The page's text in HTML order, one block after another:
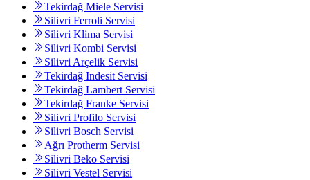
Tekirdağ Miele Servisi
Silivri Ferroli Servisi
Silivri Klima Servisi
Silivri Kombi Servisi
Silivri Arçelik Servisi
Tekirdağ Indesit Servisi
Tekirdağ Lambert Servisi
Tekirdağ Franke Servisi
Silivri Profilo Servisi
Silivri Bosch Servisi
Ağrı Protherm Servisi
Silivri Beko Servisi
Silivri Vestel Servisi